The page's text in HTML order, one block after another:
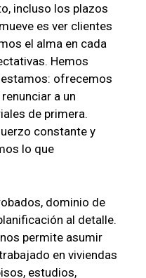
incluso los plazos
es ver clientes
el alma en cada
Hemos
ofrecemos
a un
de primera.
constante y
lo que
dominio de
al detalle.
permite asumir
en viviendas
estudios,